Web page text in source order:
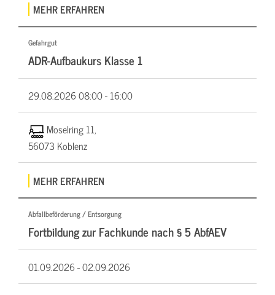
MEHR ERFAHREN
Gefahrgut
ADR-Aufbaukurs Klasse 1
29.08.202608:00 - 16:00
Moselring 11,
56073 Koblenz
MEHR ERFAHREN
Abfallbeförderung / Entsorgung
Fortbildung zur Fachkunde nach § 5 AbfAEV
01.09.2026 -02.09.2026